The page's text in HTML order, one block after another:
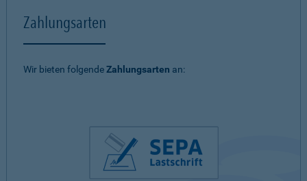
Zahlungsarten
Wir bieten folgendeZahlungsarten an: